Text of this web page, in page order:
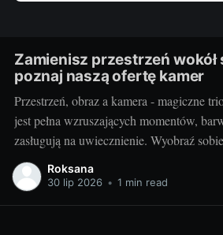
Zamienisz przestrzeń wokół
poznaj naszą ofertę kamer
Przestrzeń, obraz a kamera - magiczne
jest pełna wzruszających momentów,
zasługują na uwiecznienie. Wyobraź
otaczający cię świat w jednym migawki w
niepowtarzalny obraz. Taką możliwość
Roksana
30 lip 2026 • 1 min read